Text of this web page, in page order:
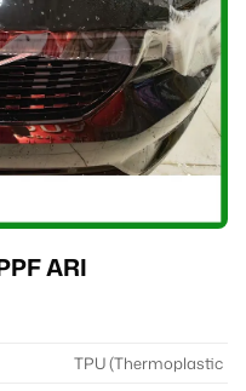
ARI
TPU (Thermoplastic